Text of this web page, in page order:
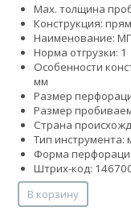
Max. толщина
Конструкция:
Наименование:
Норма отгрузки: 1
Особенности
мм
Размер
Размер
Страна
Тип инструмента:
Форма
Штрих-код:
В корзину